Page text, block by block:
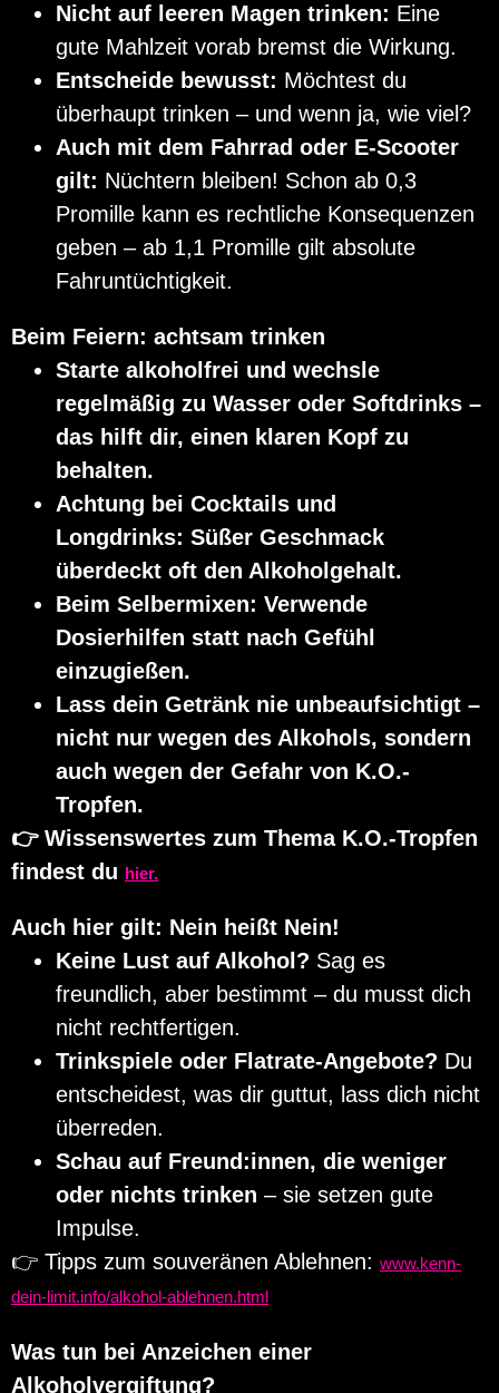
Nicht auf leeren Magen trinken: Eine
gute Mahlzeit vorab bremst die Wirkung.
Entscheide bewusst: Möchtest du
überhaupt trinken – und wenn ja, wie viel?
Auch mit dem Fahrrad oder E-Scooter
gilt: Nüchtern bleiben! Schon ab 0,3
Promille kann es rechtliche Konsequenzen
geben – ab 1,1 Promille gilt absolute
Fahruntüchtigkeit.
Beim Feiern: achtsam trinken
Starte alkoholfrei und wechsle
regelmäßig zu Wasser oder Softdrinks –
das hilft dir, einen klaren Kopf zu
behalten.
Achtung bei Cocktails und
Longdrinks: Süßer Geschmack
überdeckt oft den Alkoholgehalt.
Beim Selbermixen: Verwende
Dosierhilfen statt nach Gefühl
einzugießen.
Lass dein Getränk nie unbeaufsichtigt –
nicht nur wegen des Alkohols, sondern
auch wegen der Gefahr von K.O.-
Tropfen.
👉 Wissenswertes zum Thema K.O.-Tropfen
findest du hier.
Auch hier gilt: Nein heißt Nein!
Keine Lust auf Alkohol? Sag es
freundlich, aber bestimmt – du musst dich
nicht rechtfertigen.
Trinkspiele oder Flatrate-Angebote? Du
entscheidest, was dir guttut, lass dich nicht
überreden.
Schau auf Freund:innen, die weniger
oder nichts trinken – sie setzen gute
Impulse.
👉 Tipps zum souveränen Ablehnen: www.kenn-
dein-limit.info/alkohol-ablehnen.html
Was tun bei Anzeichen einer
Alkoholvergiftung?